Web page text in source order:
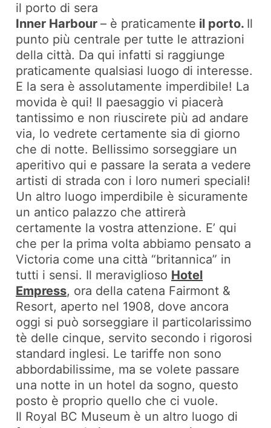
il porto di sera
Inner Harbour– è praticamente il porto. Il
punto più centrale per tutte le attrazioni
della città. Da qui infatti si raggiunge
praticamente qualsiasi luogo di interesse.
E la sera è assolutamente imperdibile! La
movida è qui! Il paesaggio vi piacerà
tantissimo e non riuscirete più ad andare
via, lo vedrete certamente sia di giorno
che di notte. Bellissimo sorseggiare un
aperitivo qui e passare la serata a vedere
artisti di strada con i loro numeri speciali!
Un altro luogo imperdibile è sicuramente
un antico palazzo che attirerà
certamente la vostra attenzione. E’ qui
che per la prima volta abbiamo pensato a
Victoria come una città “britannica” in
tutti i sensi. Il meraviglioso Hotel
Empress, ora della catena Fairmont &
Resort, aperto nel 1908, dove ancora
oggi si può sorseggiare il particolarissimo
tè delle cinque, servito secondo i rigorosi
standard inglesi. Le tariffe non sono
abbordabilissime, ma se volete passare
una notte in un hotel da sogno, questo
posto è proprio quello che ci vuole.
Il Royal BC Museum è un altro luogo di